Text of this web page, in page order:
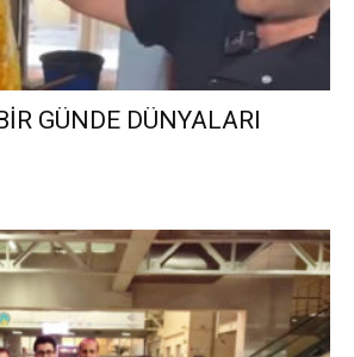
GÜNDE DÜNYALARI